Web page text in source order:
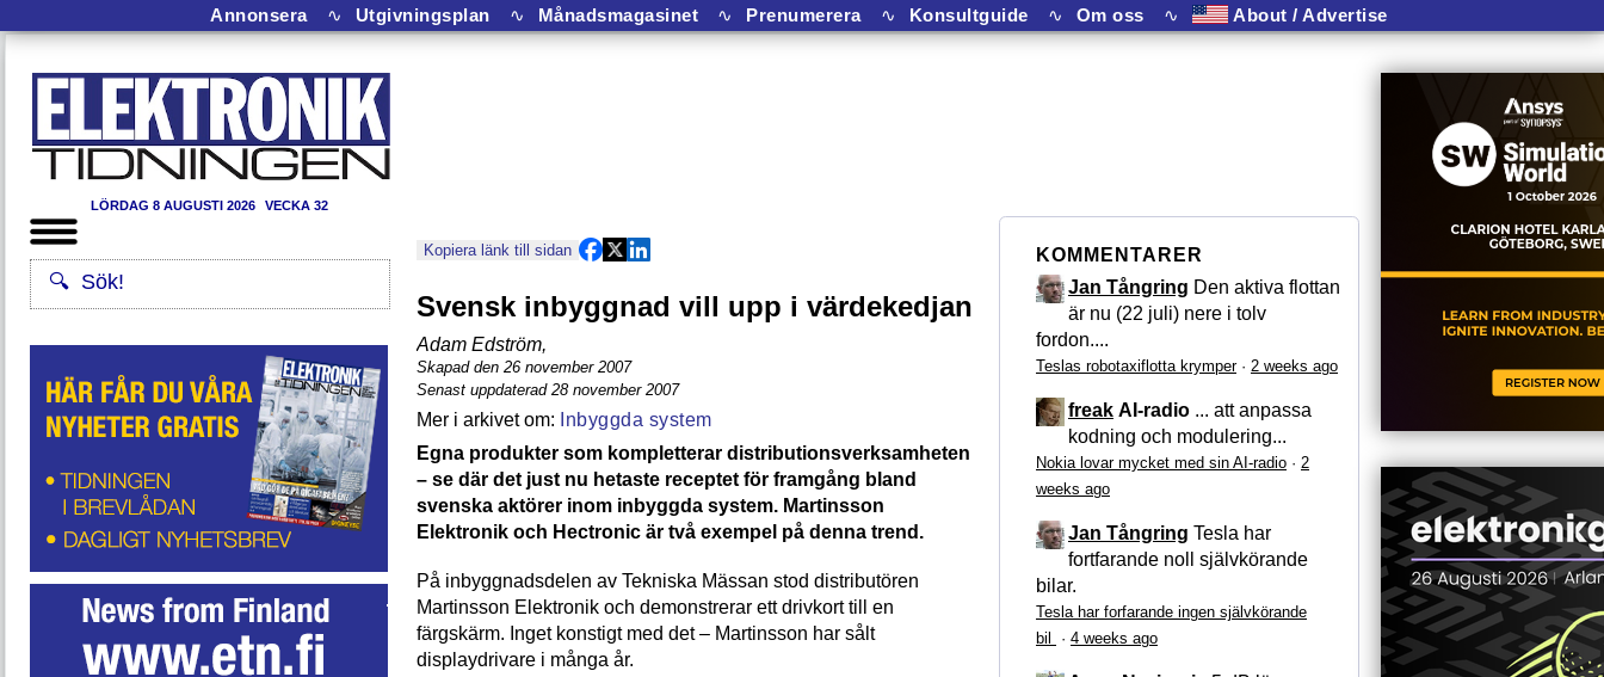
Annonsera ∿ Utgivningsplan ∿ Månadsmagasinet ∿ Prenumerera ∿ Konsultguide ∿ Om oss ∿ About / Advertise
LÖRDAG 8 AUGUSTI 2026 VECKA 32
Kopiera länk till sidan
Svensk inbyggnad vill upp i värdekedjan
Adam Edström,
Skapad den 26 november 2007
Senast uppdaterad 28 november 2007
Inbyggda system
Egna produkter som kompletterar distributionsverksamheten
– se där det just nu hetaste receptet för framgång bland
svenska aktörer inom inbyggda system. Martinsson
Elektronik och Hectronic är två exempel på denna trend.
På inbyggnadsdelen av Tekniska Mässan stod distributören
Martinsson Elektronik och demonstrerar ett drivkort till en
färgskärm. Inget konstigt med det – Martinsson har sålt
displaydrivare i många år.
KOMMENTARER
Jan Tångring Den aktiva flottan
är nu (22 juli) nere i tolv
fordon....
Teslas robotaxiflotta krymper· 2 weeks ago
freak AI-radio ... att anpassa
kodning och modulering...
Nokia lovar mycket med sin AI-radio · 2
weeks ago
Jan Tångring Tesla har
fortfarande noll självkörande
bilar.
Tesla har forfarande ingen självkörande
bil
· 4 weeks ago